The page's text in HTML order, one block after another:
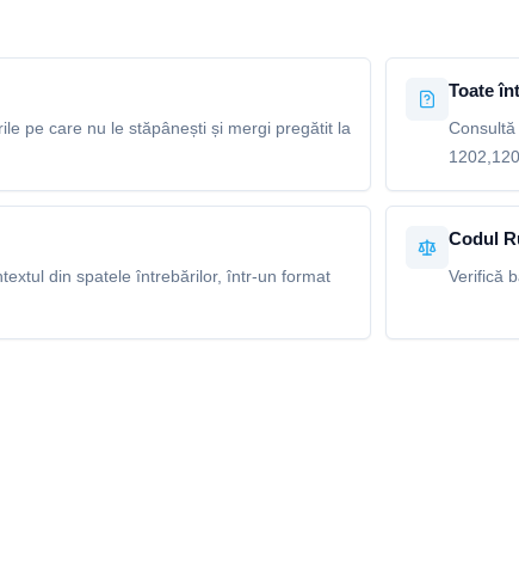
pe care nu le stăpânești și mergi pregătit la
Toate
din spatele întrebărilor, într-un format
Codul
Verifică